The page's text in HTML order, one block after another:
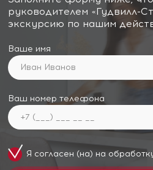
руководителем «Гудвилл-
экскурсию по нашим
Ваше имя
Ваш номер телефона
Я согласен (на) на